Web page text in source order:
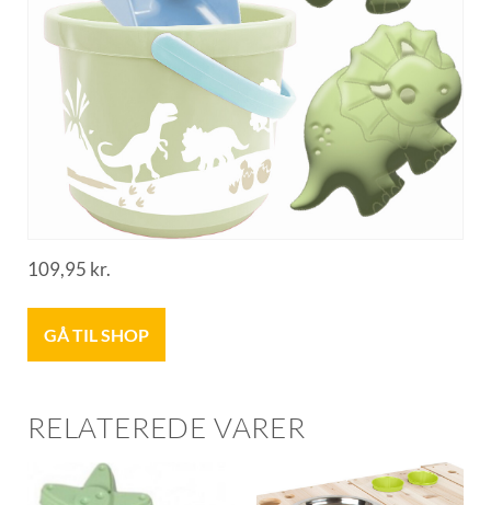
109,95 kr.
GÅ TIL SHOP
RELATEREDE VARER